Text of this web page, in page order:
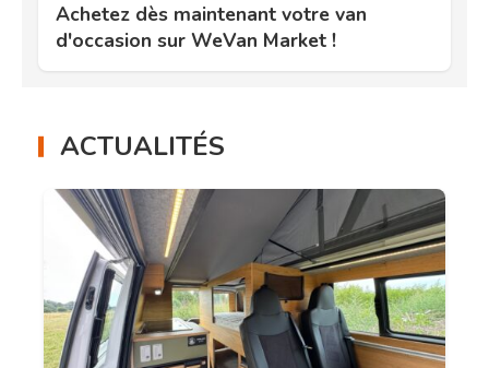
Achetez dès maintenant votre van
d'occasion sur WeVan Market !
ACTUALITÉS